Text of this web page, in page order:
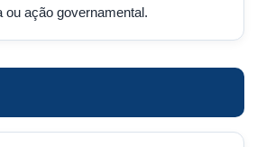
ou ação governamental.